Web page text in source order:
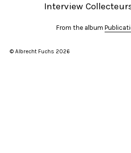
Interview
From the album
© Albrecht Fuchs 2026